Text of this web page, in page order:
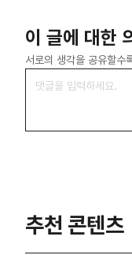
이 글에 대한
서로의 생각을 공유할수
추천 콘텐츠